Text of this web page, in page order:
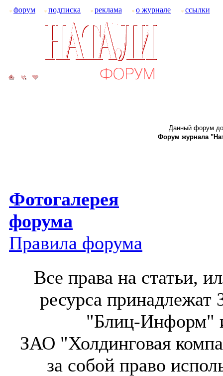
форум подписка реклама о журнале ссылки
Данный форум
Форум журнала
Фотогалерея
форума
Правила форума
Все права на статьи,
ресурса
"Блиц-Информ"
ЗАО "Холдинговая
за собой право